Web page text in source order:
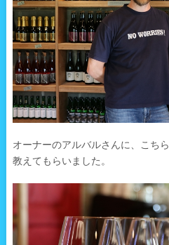
オーナーのアルバルさんに、こち
教えてもらいました。